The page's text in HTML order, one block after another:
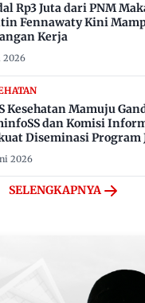
Rp3 Juta dari PNM
Fennawaty Kini
Kerja
2026
Kesehatan Mamuju
dan Komisi
Diseminasi Program
2026
SELENGKAPNYA